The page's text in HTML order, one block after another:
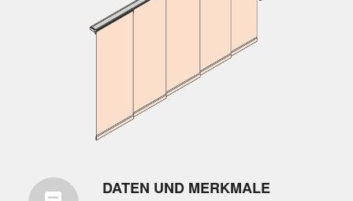
DATEN UND MERKMALE